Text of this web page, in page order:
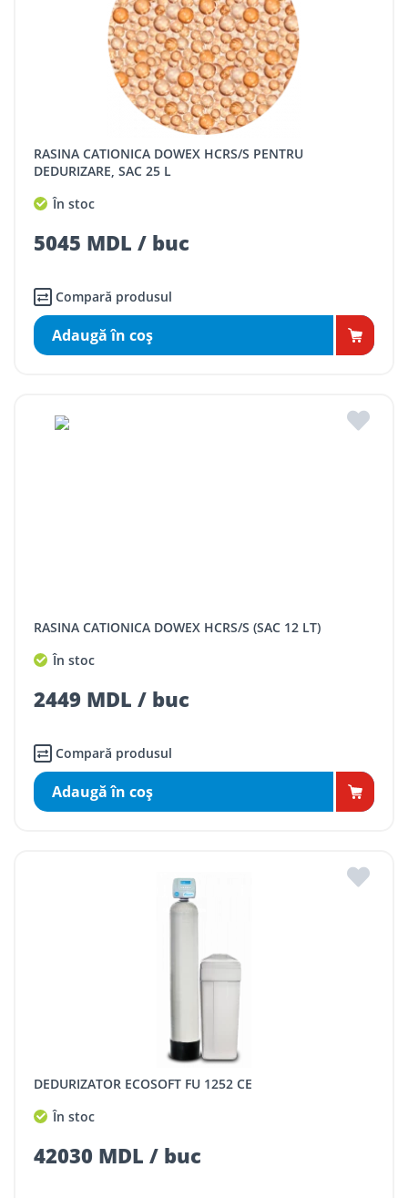
RASINA CATIONICA DOWEX HCRS/S PENTRU
DEDURIZARE, SAC 25 L
În stoc
5045 MDL / buc
Compară produsul
Adaugă în coş
RASINA CATIONICA DOWEX HCRS/S (SAC 12 LT)
În stoc
2449 MDL / buc
Compară produsul
Adaugă în coş
DEDURIZATOR ECOSOFT FU 1252 CE
În stoc
42030 MDL / buc